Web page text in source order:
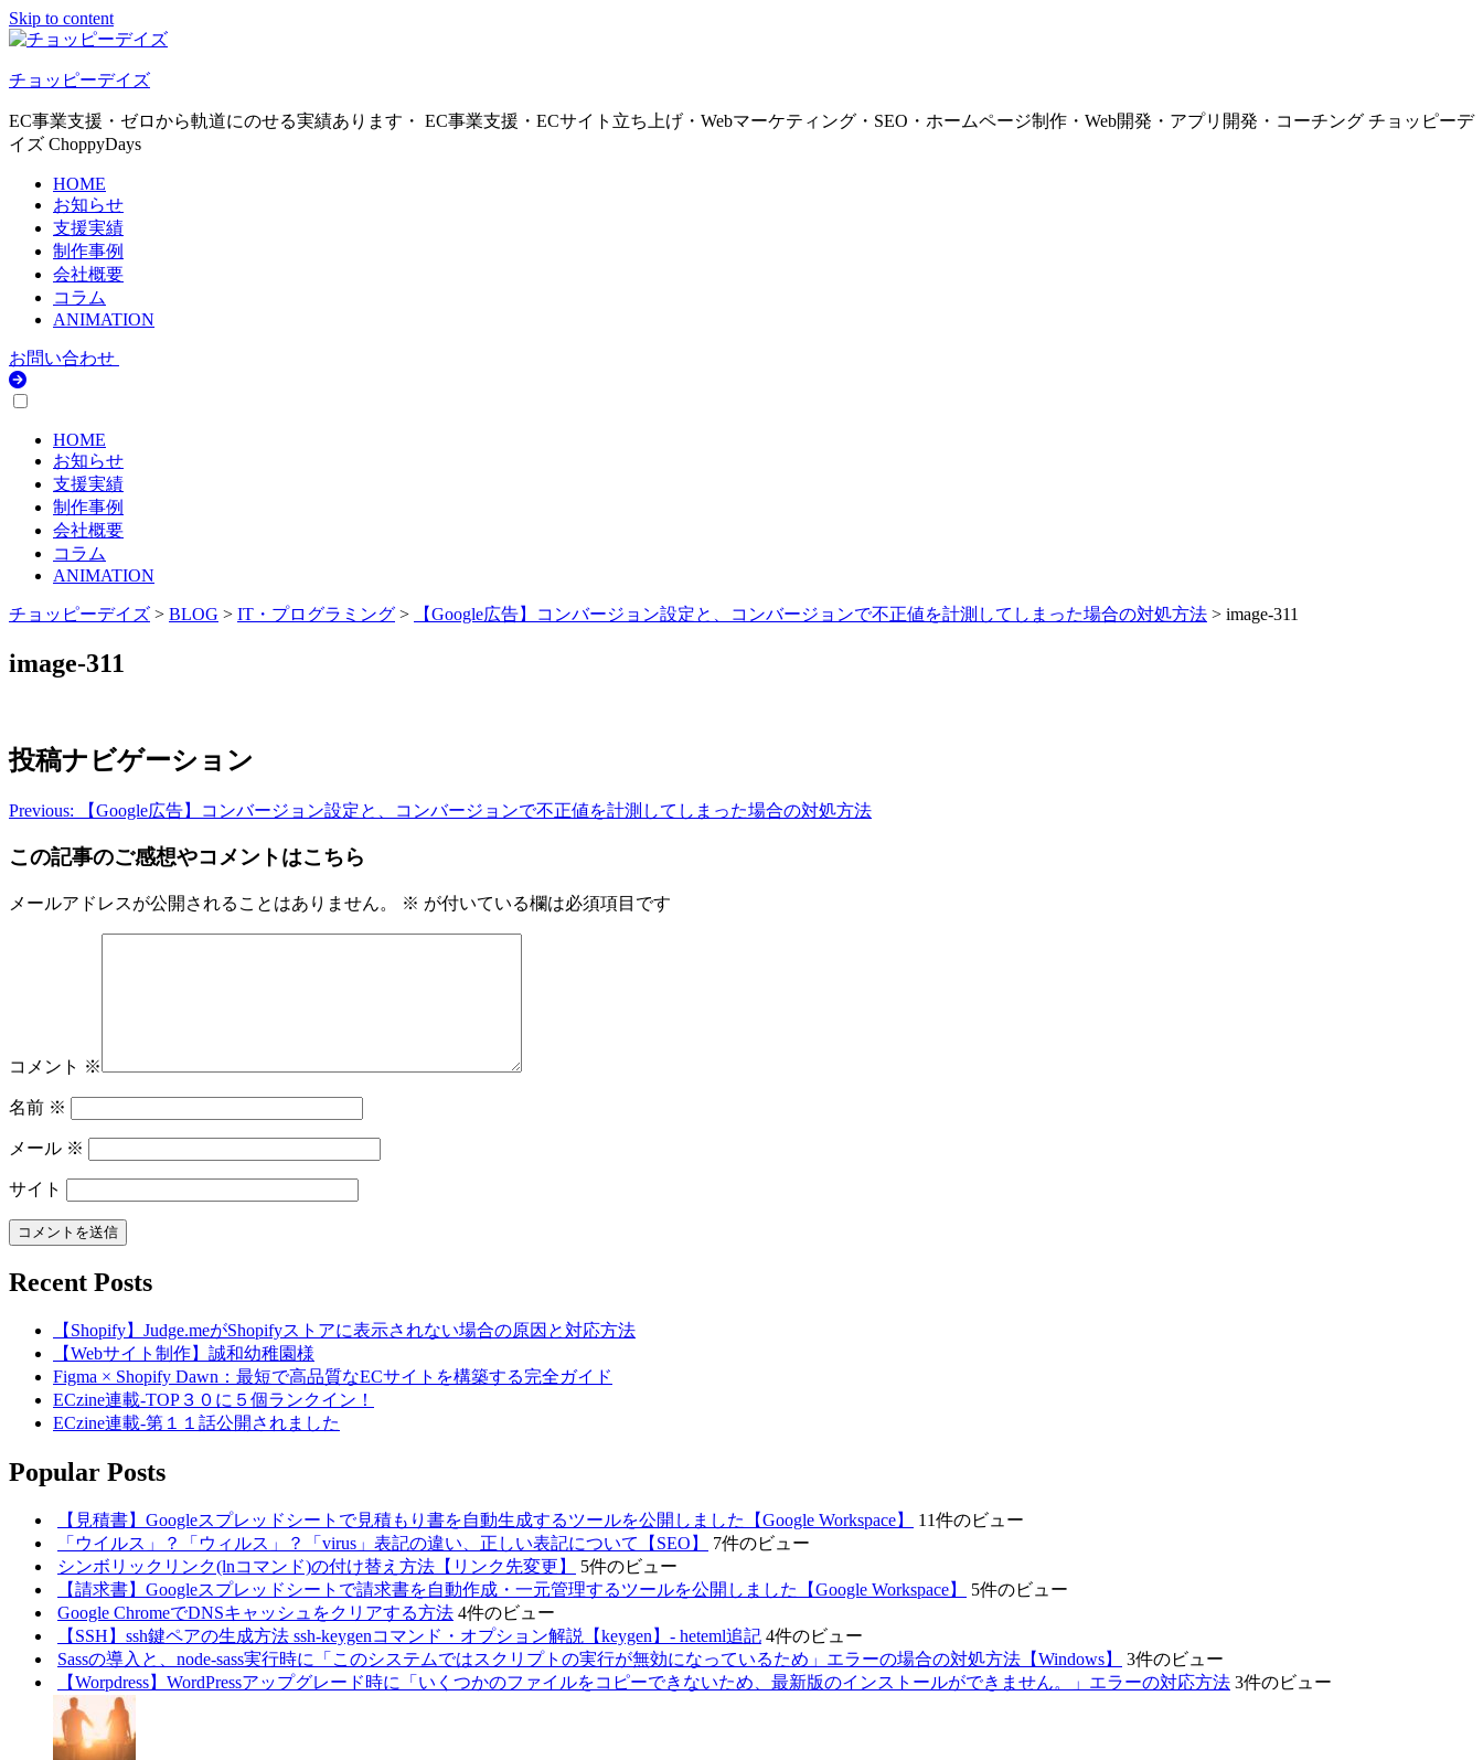
Skip to content
チョッピーデイズ
EC事業支援・ゼロから軌道にのせる実績あります・ EC事業支援・ECサイト立ち上げ・Webマーケティング・SEO・ホームページ制作・Web開発・アプリ開発・コーチング チョッピーデ
イズ ChoppyDays
HOME
お知らせ
支援実績
制作事例
会社概要
コラム
ANIMATION
お問い合わせ
HOME
お知らせ
支援実績
制作事例
会社概要
コラム
ANIMATION
チョッピーデイズ > BLOG > IT・プログラミング > 【Google広告】コンバージョン設定と、コンバージョンで不正値を計測してしまった場合の対処方法 > image-311
image-311
投稿ナビゲーション
Previous: 【Google広告】コンバージョン設定と、コンバージョンで不正値を計測してしまった場合の対処方法
この記事のご感想やコメントはこちら
メールアドレスが公開されることはありません。 ※ が付いている欄は必須項目です
コメント ※
名前 ※
メール ※
サイト
Recent Posts
【Shopify】Judge.meがShopifyストアに表示されない場合の原因と対応方法
【Webサイト制作】誠和幼稚園様
Figma × Shopify Dawn：最短で高品質なECサイトを構築する完全ガイド
ECzine連載-TOP３０に５個ランクイン！
ECzine連載-第１１話公開されました
Popular Posts
【見積書】Googleスプレッドシートで見積もり書を自動生成するツールを公開しました【Google Workspace】
11件のビュー
「ウイルス」？「ウィルス」？「virus」表記の違い、正しい表記について【SEO】
7件のビュー
シンボリックリンク(lnコマンド)の付け替え方法【リンク先変更】
5件のビュー
【請求書】Googleスプレッドシートで請求書を自動作成・一元管理するツールを公開しました【Google Workspace】
5件のビュー
Google ChromeでDNSキャッシュをクリアする方法 4件のビュー
【SSH】ssh鍵ペアの生成方法 ssh-keygenコマンド・オプション解説【keygen】- heteml追記 4件のビュー
Sassの導入と、node-sass実行時に「このシステムではスクリプトの実行が無効になっているため」エラーの場合の対処方法【Windows】
3件のビュー
【Worpdress】WordPressアップグレード時に「いくつかのファイルをコピーできないため、最新版のインストールができません。」エラーの対応方法 3件のビュー